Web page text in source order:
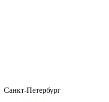
Санкт-Петербург